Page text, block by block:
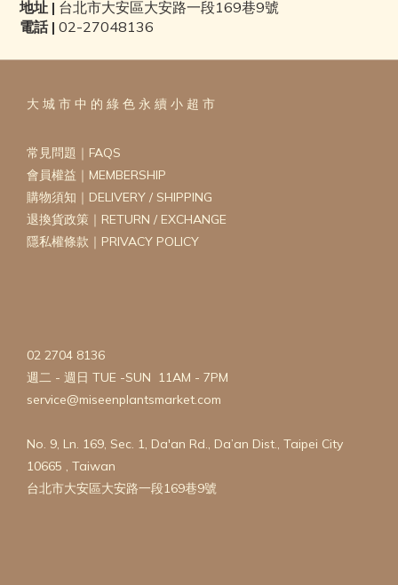
地址 | 台北市大安區大安路一段169巷9號
電話| 02-27048136
大 城 市 中 的 綠 色 永 續 小 超 市
常見問題｜FAQS
會員權益｜MEMBERSHIP
購物須知｜DELIVERY / SHIPPING
退換貨政策｜RETURN / EXCHANGE
隱私權條款｜PRIVACY POLICY
02 2704 8136
週二 - 週日 TUE -SUN 11AM - 7PM
service@miseenplantsmarket.com
No. 9, Ln. 169, Sec. 1, Da'an Rd., Da’an Dist., Taipei City
10665 , Taiwan
台北市大安區大安路一段169巷9號